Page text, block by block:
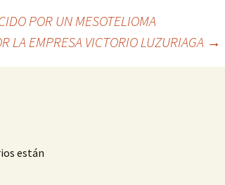
POR UN MESOTELIOMA
LA EMPRESA VICTORIO LUZURIAGA →
están